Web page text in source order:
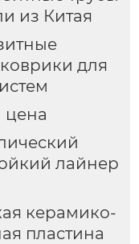
из Китая
для
цена
лайнер
керамико-
пластина